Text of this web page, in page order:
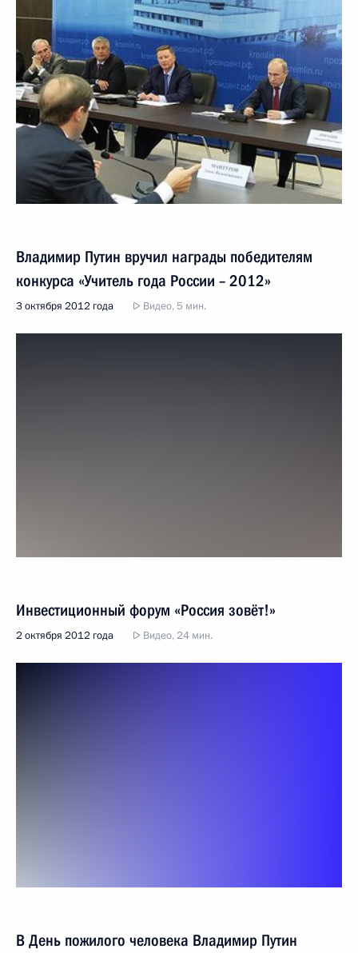
Владимир Путин вручил награды победителям
конкурса «Учитель года России – 2012»
3 октября 2012 года Видео, 5 мин.
Инвестиционный форум «Россия зовёт!»
2 октября 2012 года Видео, 24 мин.
В День пожилого человека Владимир Путин